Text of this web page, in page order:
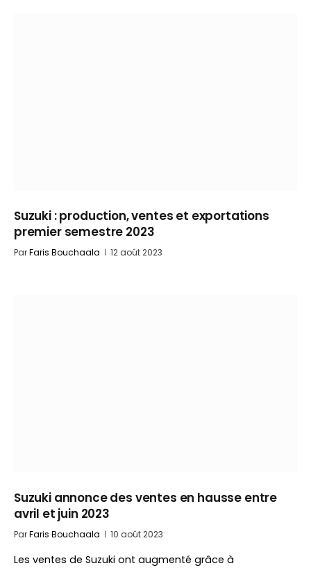
Suzuki : production, ventes et exportations
premier semestre 2023
ParFaris Bouchaala 12 août 2023
Suzuki annonce des ventes en hausse entre
avril et juin 2023
ParFaris Bouchaala 10 août 2023
Les ventes de Suzuki ont augmenté grâce à